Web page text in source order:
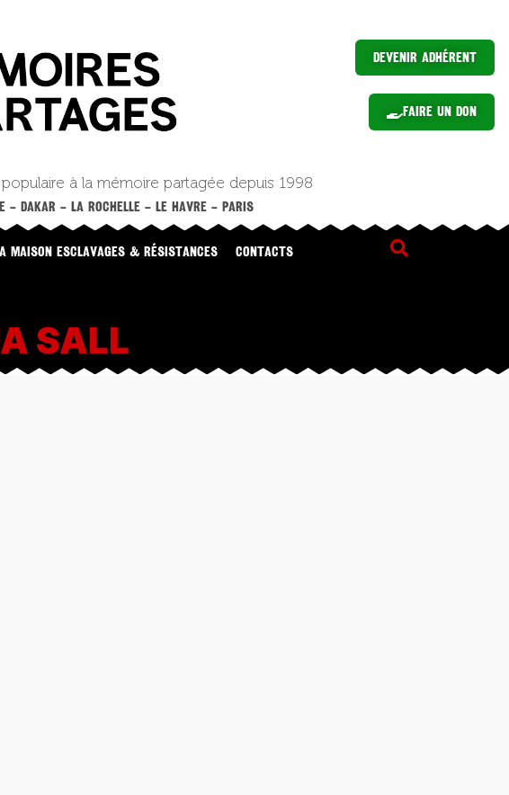
Devenir Adhérent
Faire un Don
à la mémoire partagée depuis 1998
– DAKAR – LA ROCHELLE – LE HAVRE – PARIS
MAISON ESCLAVAGES & RÉSISTANCES CONTACTS
SALL